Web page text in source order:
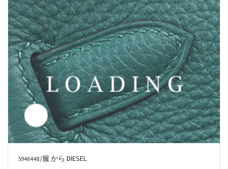
5946484/服 から DIESEL
価格お問い合わせ